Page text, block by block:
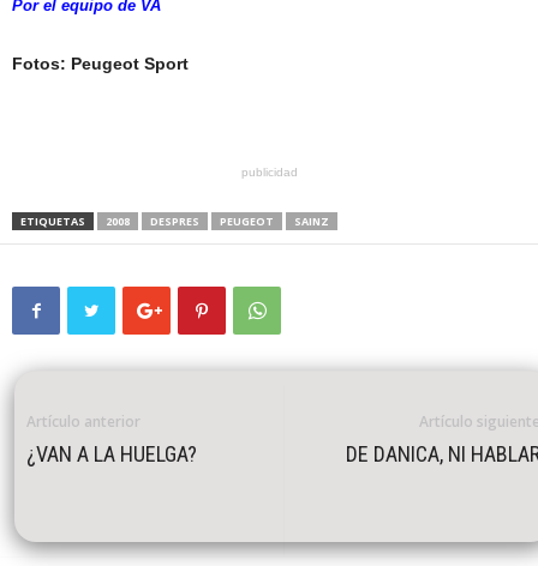
Por el equipo de VA
Fotos: Peugeot Sport
publicidad
ETIQUETAS 2008 DESPRES PEUGEOT SAINZ
Artículo anterior
¿VAN A LA HUELGA?
Artículo
DE DANICA, NI